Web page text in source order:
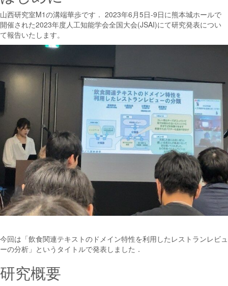
山西研究室M1の溝端華歩です． 2023年6月5日-9日に熊本城ホールで
開催された2023年度人工知能学会全国大会(JSAI)にて研究発表につい
て報告いたします。
今回は「飲食関連テキストのドメイン特性を利用したレストランレビュ
ーの分析」というタイトルで発表しました．
研究概要